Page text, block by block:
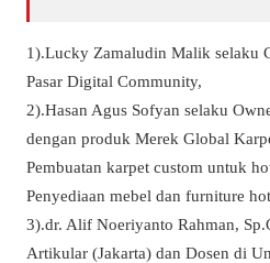
1).Lucky Zamaludin Malik selaku
Pasar Digital Community,
2).Hasan Agus Sofyan selaku
dengan produk Merek Global
Pembuatan karpet custom untuk
Penyediaan mebel dan furniture
3).dr. Alif Noeriyanto Rahman,
Artikular (Jakarta) dan Dosen di